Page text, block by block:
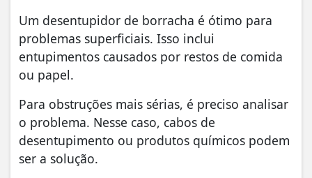
Um desentupidor de borracha é ótimo para
problemas superficiais. Isso inclui
entupimentos causados por restos de comida
ou papel.
Para obstruções mais sérias, é preciso analisar
o problema. Nesse caso, cabos de
desentupimento ou produtos químicos podem
ser a solução.